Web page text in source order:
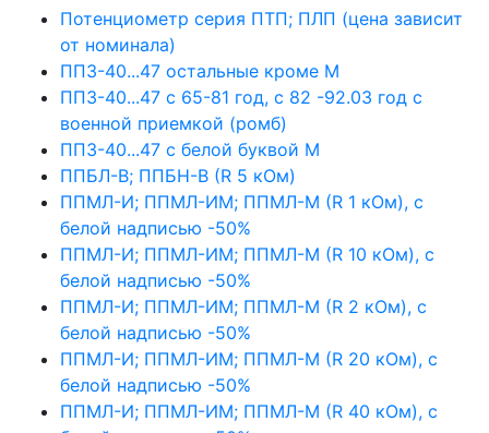
Потенциометр серия ПТП; ПЛП (цена зависит
от номинала)
ПП3-40...47 остальные кроме М
ПП3-40...47 с 65-81 год, с 82 -92.03 год с
военной приемкой (ромб)
ПП3-40...47 с белой буквой М
ППБЛ-В; ППБН-В (R 5 кОм)
ППМЛ-И; ППМЛ-ИМ; ППМЛ-М (R 1 кОм), с
белой надписью -50%
ППМЛ-И; ППМЛ-ИМ; ППМЛ-М (R 10 кОм), с
белой надписью -50%
ППМЛ-И; ППМЛ-ИМ; ППМЛ-М (R 2 кОм), с
белой надписью -50%
ППМЛ-И; ППМЛ-ИМ; ППМЛ-М (R 20 кОм), с
белой надписью -50%
ППМЛ-И; ППМЛ-ИМ; ППМЛ-М (R 40 кОм), с